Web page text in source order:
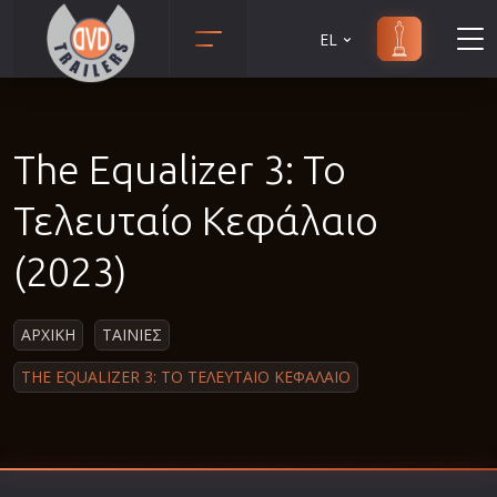
Αισθηματικές
Αισθησιακές
Αστυνομικές
Δραματικές
EL
The Equalizer 3: Το
Τελευταίο Κεφάλαιο
(2023)
ΑΡΧΙΚΗ
ΤΑΙΝΙΕΣ
THE EQUALIZER 3: ΤΟ ΤΕΛΕΥΤΑΙΟ ΚΕΦΑΛΑΙΟ